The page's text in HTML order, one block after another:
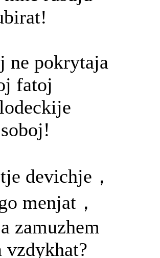
ne pokrytaja
fatoj
devichje，
menjat，
zamuzhem
vzdykhat?